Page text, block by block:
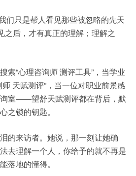
们只是帮人看见那些被忽略的先天
之后，才有真正的理解；理解之
索“心理咨询师 测评工具”，当学业
天赋测评”，当一位对职业前景感
室——望舒天赋测评都在背后，默
之锁的钥匙。
的来访者。她说，那一刻让她确
去理解一个人，你给予的就不再是
落地的懂得。